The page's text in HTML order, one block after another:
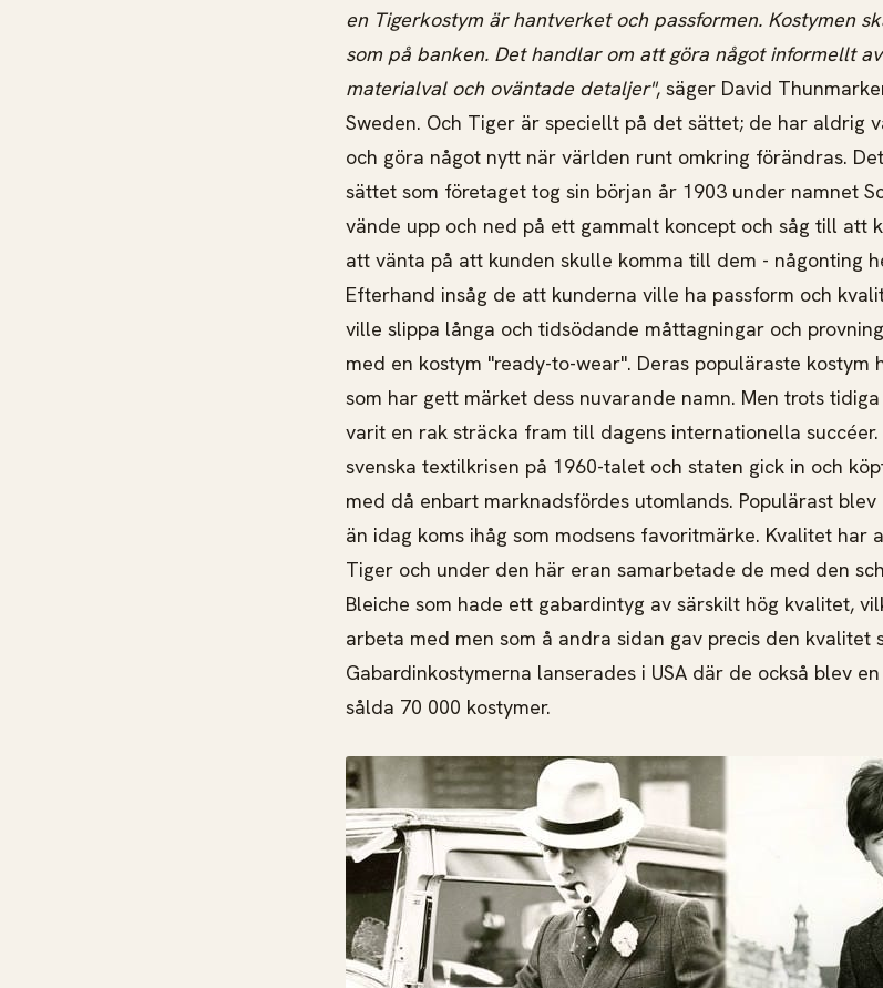
en Tigerkostym är hantverket och passformen. Kostymen
som på banken. Det handlar om att göra något informellt
materialval och oväntade detaljer", säger David
Sweden. Och Tiger är speciellt på det sättet; de har aldrig
och göra något nytt när världen runt omkring förändras.
sättet som företaget tog sin början år 1903 under namnet
vände upp och ned på ett gammalt koncept och såg till att
att vänta på att kunden skulle komma till dem - någonting
Efterhand insåg de att kunderna ville ha passform och
ville slippa långa och tidsödande måttagningar och
med en kostym "ready-to-wear". Deras populäraste
som har gett märket dess nuvarande namn. Men trots
varit en rak sträcka fram till dagens internationella
svenska textilkrisen på 1960-talet och staten gick in och
med då enbart marknadsfördes utomlands. Populärast
än idag koms ihåg som modsens favoritmärke. Kvalitet
Tiger och under den här eran samarbetade de med den
Bleiche som hade ett gabardintyg av särskilt hög kvalitet,
arbeta med men som å andra sidan gav precis den kvalitet
Gabardinkostymerna lanserades i USA där de också blev
sålda 70 000 kostymer.